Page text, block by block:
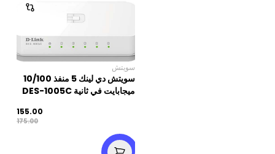
سويتش
سويتش دي لينك 5 منفذ 10/100
ميجابايت في ثانية DES-1005C
155.00
175.00